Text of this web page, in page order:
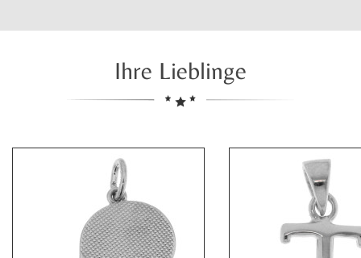
Ihre Lieblinge